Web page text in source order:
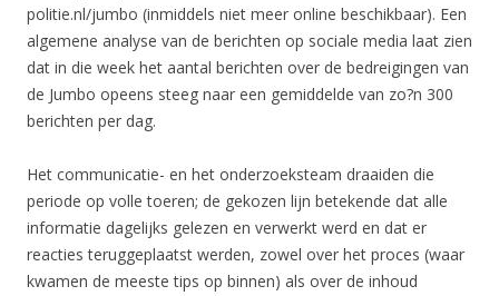
politie.nl/jumbo (inmiddels niet meer online beschikbaar). Een
algemene analyse van de berichten op sociale media laat zien
dat in die week het aantal berichten over de bedreigingen van
de Jumbo opeens steeg naar een gemiddelde van zo?n 300
berichten per dag.
Het communicatie- en het onderzoeksteam draaiden die
periode op volle toeren; de gekozen lijn betekende dat alle
informatie dagelijks gelezen en verwerkt werd en dat er
reacties teruggeplaatst werden, zowel over het proces (waar
kwamen de meeste tips op binnen) als over de inhoud